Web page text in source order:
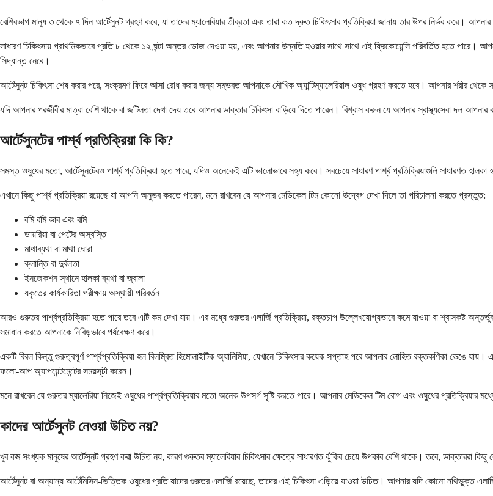
বেশিরভাগ মানুষ ৩ থেকে ৭ দিন আর্টেসুনট গ্রহণ করে, যা তাদের ম্যালেরিয়ার তীব্রতা এবং তারা কত দ্রুত চিকিৎসার প্রতিক্রিয়া জানায় তার উপর নির্ভর করে।
সাধারণ চিকিৎসায় প্রাথমিকভাবে প্রতি ৮ থেকে ১২ ঘন্টা অন্তর ডোজ দেওয়া হয়, এবং আপনার উন্নতি হওয়ার সাথে সাথে এই ফ্রিকোয়েন্সি পরিবর্তিত হতে পারে।
সিদ্ধান্ত নেবে।
আর্টেসুনট চিকিৎসা শেষ করার পরে, সংক্রমণ ফিরে আসা রোধ করার জন্য সম্ভবত আপনাকে মৌখিক অ্যান্টিম্যালেরিয়াল ওষুধ গ্রহণ করতে হবে। আপনার শরীর
যদি আপনার পরজীবীর মাত্রা বেশি থাকে বা জটিলতা দেখা দেয় তবে আপনার ডাক্তার চিকিৎসা বাড়িয়ে দিতে পারেন। বিশ্বাস করুন যে আপনার স্বাস্থ্যসেবা দল
আর্টেসুনটের পার্শ্ব প্রতিক্রিয়া কি কি?
সমস্ত ওষুধের মতো, আর্টেসুনটেরও পার্শ্ব প্রতিক্রিয়া হতে পারে, যদিও অনেকেই এটি ভালোভাবে সহ্য করে। সবচেয়ে সাধারণ পার্শ্ব প্রতিক্রিয়াগুলি সাধারণত হালকা
এখানে কিছু পার্শ্ব প্রতিক্রিয়া রয়েছে যা আপনি অনুভব করতে পারেন, মনে রাখবেন যে আপনার মেডিকেল টিম কোনো উদ্বেগ দেখা দিলে তা পরিচালনা করতে প্রস্তুত:
বমি বমি ভাব এবং বমি
ডায়রিয়া বা পেটের অস্বস্তি
মাথাব্যথা বা মাথা ঘোরা
ক্লান্তি বা দুর্বলতা
ইনজেকশন স্থানে হালকা ব্যথা বা জ্বালা
যকৃতের কার্যকারিতা পরীক্ষায় অস্থায়ী পরিবর্তন
আরও গুরুতর পার্শ্বপ্রতিক্রিয়া হতে পারে তবে এটি কম দেখা যায়। এর মধ্যে গুরুতর এলার্জি প্রতিক্রিয়া, রক্তচাপ উল্লেখযোগ্যভাবে কমে যাওয়া বা শ্বাসকষ্ট
সমাধান করতে আপনাকে নিবিড়ভাবে পর্যবেক্ষণ করে।
একটি বিরল কিন্তু গুরুত্বপূর্ণ পার্শ্বপ্রতিক্রিয়া হল বিলম্বিত হিমোলাইটিক অ্যানিমিয়া, যেখানে চিকিৎসার কয়েক সপ্তাহ পরে আপনার লোহিত রক্তকণিকা ভেঙে
ফলো-আপ অ্যাপয়েন্টমেন্টের সময়সূচী করেন।
মনে রাখবেন যে গুরুতর ম্যালেরিয়া নিজেই ওষুধের পার্শ্বপ্রতিক্রিয়ার মতো অনেক উপসর্গ সৃষ্টি করতে পারে। আপনার মেডিকেল টিম রোগ এবং ওষুধের প্রতিক্রিয়ার
কাদের আর্টেসুনট নেওয়া উচিত নয়?
খুব কম সংখ্যক মানুষের আর্টেসুনট গ্রহণ করা উচিত নয়, কারণ গুরুতর ম্যালেরিয়ার চিকিৎসার ক্ষেত্রে সাধারণত ঝুঁকির চেয়ে উপকার বেশি থাকে। তবে, ডাক্তাররা
আর্টেসুনট বা অন্যান্য আর্টেমিসিন-ভিত্তিক ওষুধের প্রতি যাদের গুরুতর এলার্জি রয়েছে, তাদের এই চিকিৎসা এড়িয়ে যাওয়া উচিত। আপনার যদি কোনো নথিভুক্ত